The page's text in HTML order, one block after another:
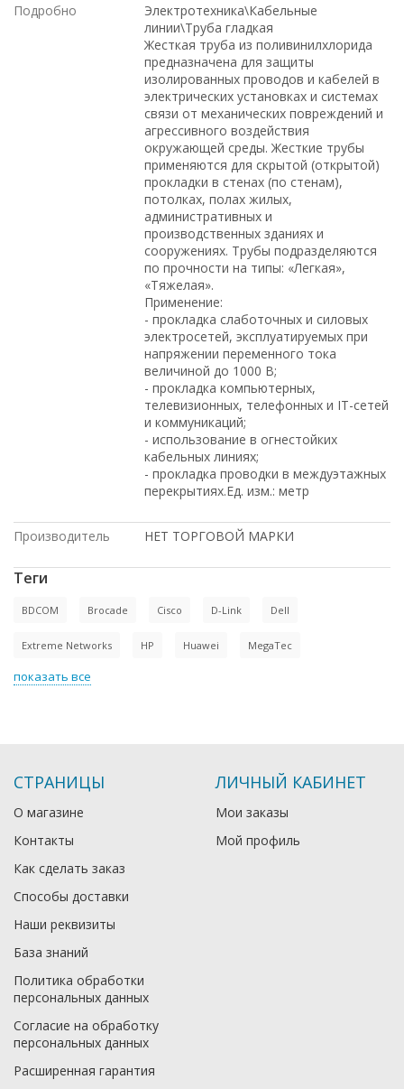
Подробно
Электротехника\Кабельные
линии\Труба гладкая
Жесткая труба из поливинилхлорида
предназначена для защиты
изолированных проводов и кабелей в
электрических установках и системах
связи от механических повреждений и
агрессивного воздействия
окружающей среды. Жесткие трубы
применяются для скрытой (открытой)
прокладки в стенах (по стенам),
потолках, полах жилых,
административных и
производственных зданиях и
сооружениях. Трубы подразделяются
по прочности на типы: «Легкая»,
«Тяжелая».
Применение:
- прокладка слаботочных и силовых
электросетей, эксплуатируемых при
напряжении переменного тока
величиной до 1000 В;
- прокладка компьютерных,
телевизионных, телефонных и IT-сетей
и коммуникаций;
- использование в огнестойких
кабельных линиях;
- прокладка проводки в междуэтажных
перекрытиях.Ед. изм.: метр
Производитель НЕТ ТОРГОВОЙ МАРКИ
Теги
BDCOM Brocade Cisco D-Link Dell
Extreme Networks HP Huawei MegaTec
показать все
СТРАНИЦЫ
О магазине
Контакты
Как сделать заказ
Способы доставки
Наши реквизиты
База знаний
Политика обработки
персональных данных
Согласие на обработку
персональных данных
Расширенная гарантия
ЛИЧНЫЙ КАБИНЕТ
Мои заказы
Мой профиль